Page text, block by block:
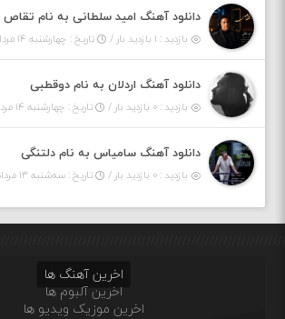
دانلود آهنگ امید سلطانی به نام تقاص
بازدید : ۱ بازدید بار / تاریخ : چهارشنبه ۱۴ مرداد ۱۴۰۵
دانلود آهنگ اردلان به نام دوقطبی
بازدید : ۰ بازدید بار / تاریخ : چهارشنبه ۱۴ مرداد ۱۴۰۵
دانلود آهنگ سامیاس به نام دلتنگی
بازدید : ۰ بازدید بار / تاریخ : سه‌شنبه ۱۳ مرداد ۱۴۰۵
اخرین آهنگ ها
اخرین آلبوم ها
اخرین موزیک ویدیو ها